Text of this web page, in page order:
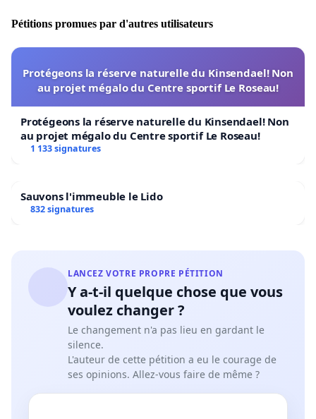
Pétitions promues par d'autres utilisateurs
Protégeons la réserve naturelle du Kinsendael! Non
au projet mégalo du Centre sportif Le Roseau!
Protégeons la réserve naturelle du Kinsendael! Non
au projet mégalo du Centre sportif Le Roseau!
1 133 signatures
Sauvons l'immeuble le Lido
832 signatures
LANCEZ VOTRE PROPRE PÉTITION
Y a-t-il quelque chose que vous
voulez changer ?
Le changement n'a pas lieu en gardant le
silence.
L'auteur de cette pétition a eu le courage de
ses opinions. Allez-vous faire de même ?